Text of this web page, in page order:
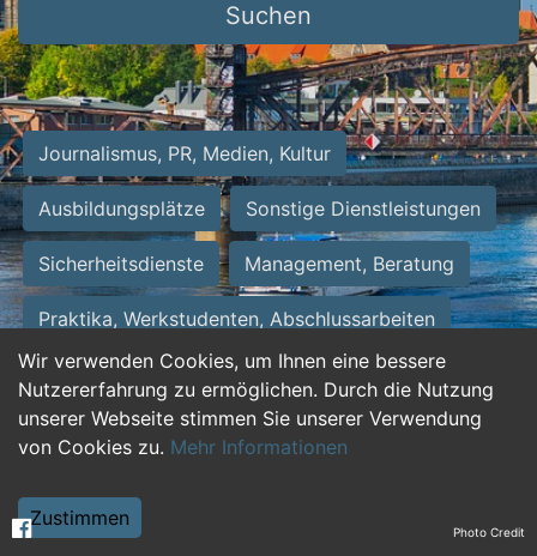
Wir verwenden Cookies, um Ihnen eine bessere
Nutzererfahrung zu ermöglichen. Durch die Nutzung
unserer Webseite stimmen Sie unserer Verwendung
von Cookies zu. Mehr Informationen
Zustimmen
Suchen
Journalismus, PR, Medien, Kultur
Ausbildungsplätze Sonstige Dienstleistungen
Sicherheitsdienste Management, Beratung
Praktika, Werkstudenten, Abschlussarbeiten
Personalwesen Assistenz, Sekretariat
Hilfskräfte, Aushilfs- und Nebenjobs
Weiterbildung, Studium, duale Ausbildung Photo Credit